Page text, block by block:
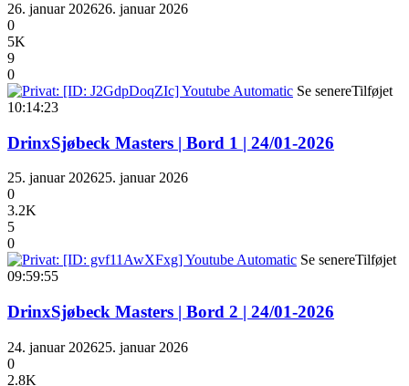
26. januar 202626. januar 2026
0
5K
9
0
Se senereTilføjet
10:14:23
DrinxSjøbeck Masters | Bord 1 | 24/01-2026
25. januar 202625. januar 2026
0
3.2K
5
0
Se senereTilføjet
09:59:55
DrinxSjøbeck Masters | Bord 2 | 24/01-2026
24. januar 202625. januar 2026
0
2.8K